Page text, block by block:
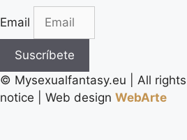
Email
Suscríbete
©️ Mysexualfantasy.eu | All
notice | Web design WebArte